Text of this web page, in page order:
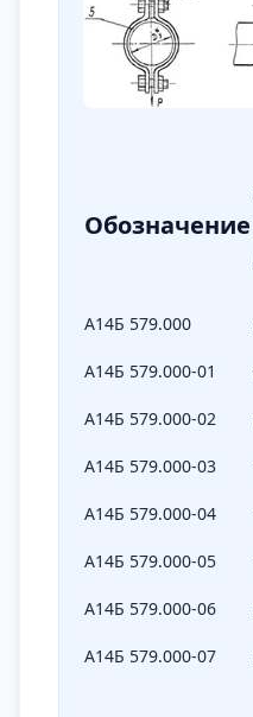
Обозначение
А14Б 579.000
А14Б 579.000-01
А14Б 579.000-02
А14Б 579.000-03
А14Б 579.000-04
А14Б 579.000-05
А14Б 579.000-06
А14Б 579.000-07